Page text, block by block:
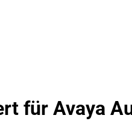
für Avaya